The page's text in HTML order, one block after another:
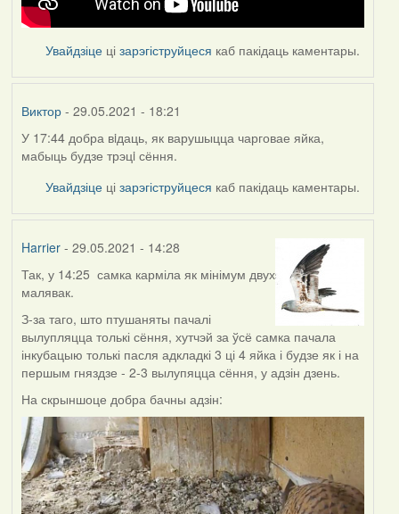
Увайдзіце цізарэгіструйцеся каб пакідаць каментары.
Виктор- 29.05.2021 - 18:21
У 17:44 добра вiдаць, як варушыцца чарговае яйка,
мабыць будзе трэцi сёння.
Увайдзіце цізарэгіструйцеся каб пакідаць каментары.
Harrier- 29.05.2021 - 14:28
Так, у 14:25 самка карміла як мінімум двух
малявак.
З-за таго, што птушаняты пачалі
вылупляцца толькі сёння, хутчэй за ўсё самка пачала
інкубацыю толькі пасля адкладкі 3 ці 4 яйка і будзе як і на
першым гняздзе - 2-3 вылупяцца сёння, у адзін дзень.
На скрыншоце добра бачны адзін: